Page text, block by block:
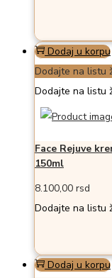
Dodaj u korpu
Dodajte na listu
Dodajte na listu
Face Rejuve
150ml
8.100,00 rsd
Dodajte na listu
Dodaj u korpu